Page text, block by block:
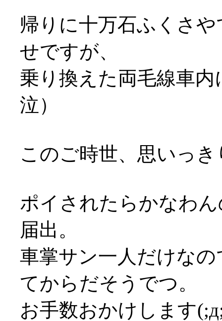
帰りに十万石ふくさ
せですが、
乗り換えた両毛線車
泣）
このご時世、思いっ
ポイされたらかなわ
届出。
車掌サン一人だけな
てからだそうでつ。
お手数おかけします